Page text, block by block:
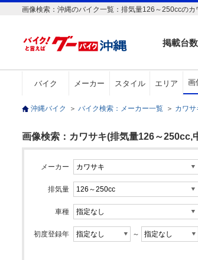
画像検索：沖縄のバイク一覧：排気量126～250ccの
掲載台数
バイク メーカー スタイル エリア 画
沖縄バイク ＞ バイク検索：メーカー一覧 ＞ カワサ
画像検索：カワサキ(排気量126～250cc,
メーカー
排気量
車種
初度登録年 ～